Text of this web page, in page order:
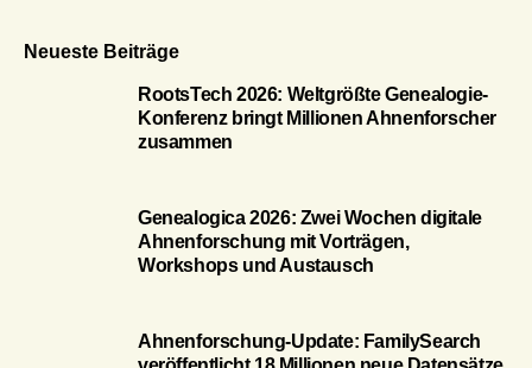
Neueste Beiträge
RootsTech 2026: Weltgrößte Genealogie-
Konferenz bringt Millionen Ahnenforscher
zusammen
Genealogica 2026: Zwei Wochen digitale
Ahnenforschung mit Vorträgen,
Workshops und Austausch
Ahnenforschung-Update: FamilySearch